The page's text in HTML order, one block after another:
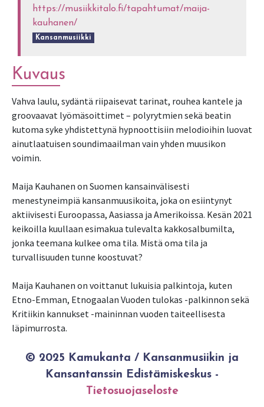
https://musiikkitalo.fi/tapahtumat/maija-
kauhanen/
Kansanmusiikki
Kuvaus
Vahva laulu, sydäntä riipaisevat tarinat, rouhea kantele ja
groovaavat lyömäsoittimet – polyrytmien sekä beatin
kutoma syke yhdistettynä hypnoottisiin melodioihin luovat
ainutlaatuisen soundimaailman vain yhden muusikon
voimin.
Maija Kauhanen on Suomen kansainvälisesti
menestyneimpiä kansanmuusikoita, joka on esiintynyt
aktiivisesti Euroopassa, Aasiassa ja Amerikoissa. Kesän 2021
keikoilla kuullaan esimakua tulevalta kakkosalbumilta,
jonka teemana kulkee oma tila. Mistä oma tila ja
turvallisuuden tunne koostuvat?
Maija Kauhanen on voittanut lukuisia palkintoja, kuten
Etno-Emman, Etnogaalan Vuoden tulokas -palkinnon sekä
Kritiikin kannukset -maininnan vuoden taiteellisesta
© 2025 Kamukanta / Kansanmusiikin ja
Kansantanssin Edistämiskeskus -
Tietosuojaseloste